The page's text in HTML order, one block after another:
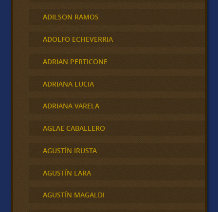
ADILSON RAMOS
ADOLFO ECHEVERRIA
ADRIAN PERTICONE
ADRIANA LUCIA
ADRIANA VARELA
AGLAE CABALLERO
AGUSTÍN IRUSTA
AGUSTÍN LARA
AGUSTÍN MAGALDI